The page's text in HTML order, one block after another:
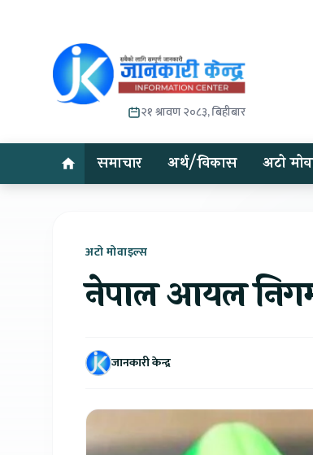
२१ श्रावण २०८३, बिहीबार
समाचार अर्थ/विकास अटो
अटो मोवाइल्स
नेपाल आयल
जानकारी केन्द्र